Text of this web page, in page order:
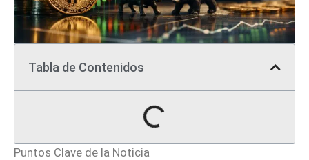
Tabla de Contenidos
Puntos Clave de la Noticia